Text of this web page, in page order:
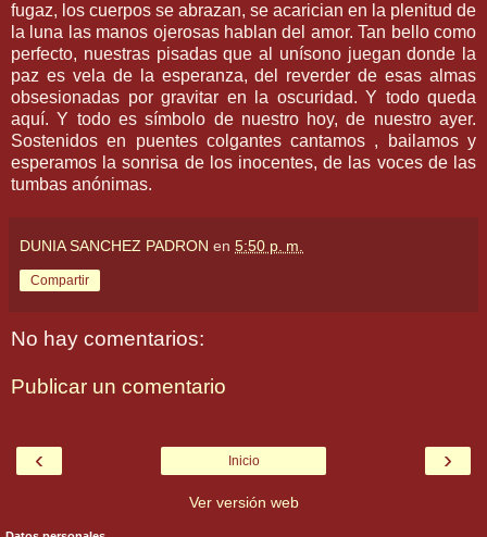
fugaz, los cuerpos se abrazan, se acarician en la plenitud de
la luna las manos ojerosas hablan del amor. Tan bello como
perfecto, nuestras pisadas que al unísono juegan donde la
paz es vela de la esperanza, del reverder de esas almas
obsesionadas por gravitar en la oscuridad. Y todo queda
aquí. Y todo es símbolo de nuestro hoy, de nuestro ayer.
Sostenidos en puentes colgantes cantamos , bailamos y
esperamos la sonrisa de los inocentes, de las voces de las
tumbas anónimas.
DUNIA SANCHEZ PADRON en 5:50 p. m.
Compartir
No hay comentarios:
Publicar un comentario
‹ ›
Inicio
Ver versión web